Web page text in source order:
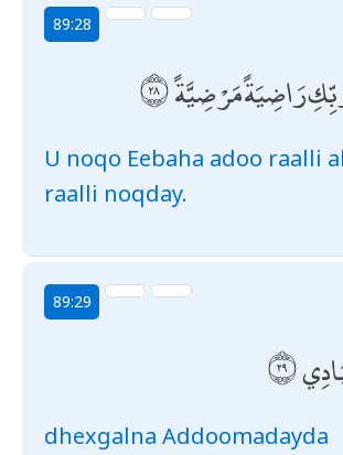
89:28
رَاضِيَةً مَرْضِيَّةً
U noqo Eebaha adoo raalli
raalli noqday.
89:29
dhexgalna Addoomadayda